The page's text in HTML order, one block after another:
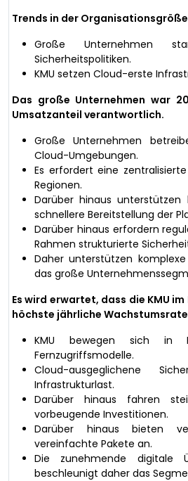
Trends in der
Große Unternehmen
Sicherheitspolitiken.
KMU setzen Cloud-erste
Das große Unternehmen war
Umsatzanteil verantwortlich.
Große Unternehmen
Cloud-Umgebungen.
Es erfordert eine
Regionen.
Darüber hinaus unterstützen
schnellere Bereitstellung der
Darüber hinaus erfordern
Rahmen strukturierte
Daher unterstützen
das große
Es wird erwartet, dass die KMU
höchste jährliche Wachstumsrate
KMU bewegen sich in
Fernzugriffsmodelle.
Cloud-ausgeglichene
Infrastrukturlast.
Darüber hinaus fahren
vorbeugende Investitionen.
Darüber hinaus bieten
vereinfachte Pakete an.
Die zunehmende digitale
beschleunigt daher das